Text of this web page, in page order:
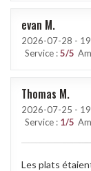
evan M
2026-07-28 -
Service :5/5
Thomas M
2026-07-25 -
Service : 1/5
Les plats